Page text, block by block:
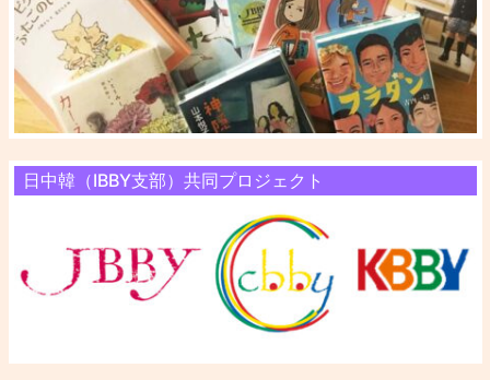
日中韓（IBBY支部）共同プロジェクト